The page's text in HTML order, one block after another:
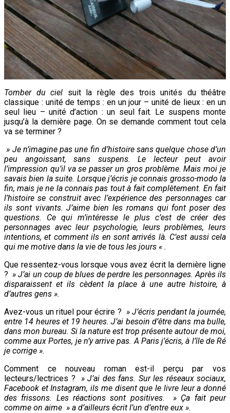
Tomber du ciel suit la règle des trois unités du théâtre
classique : unité de temps : en un jour – unité de lieux : en un
seul lieu – unité d’action : un seul fait. Le suspens monte
jusqu’à la dernière page. On se demande comment tout cela
va se terminer ?
» Je n’imagine pas une fin d’histoire sans quelque chose d’un
peu angoissant, sans suspens. Le lecteur peut avoir
l’impression qu’il va se passer un gros problème. Mais moi je
savais bien la suite. Lorsque j’écris je connais grosso-modo la
fin, mais je ne la connais pas tout à fait complètement. En fait
l’histoire se construit avec l’expérience des personnages car
ils sont vivants. J’aime bien les romans qui font poser des
questions. Ce qui m’intéresse le plus c’est de créer des
personnages avec leur psychologie, leurs problèmes, leurs
intentions, et comment ils en sont arrivés là. C’est aussi cela
qui me motive dans la vie de tous les jours « .
Que ressentez-vous lorsque vous avez écrit la dernière ligne
? » J’ai un coup de blues de perdre les personnages. Après ils
disparaissent et ils cèdent la place à une autre histoire, à
d’autres gens ».
Avez-vous un rituel pour écrire ? » J’écris pendant la journée,
entre 14 heures et 19 heures. J’ai besoin d’être dans ma bulle,
dans mon bureau. Si la nature est trop présente autour de moi,
comme aux Portes, je n’y arrive pas. A Paris j’écris, à l’île de Ré
je corrige ».
Comment ce nouveau roman est-il perçu par vos
lecteurs/lectrices ?
» J’ai des fans. Sur les réseaux sociaux,
Facebook et Instagram, ils me disent que le livre leur a donné
des frissons. Les réactions sont positives. » Ça fait peur
comme on aime » a d’ailleurs écrit l’un d’entre eux ».